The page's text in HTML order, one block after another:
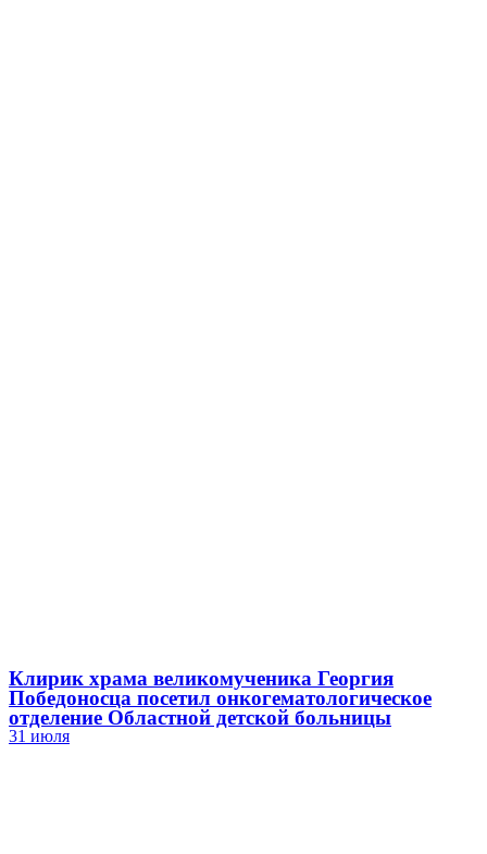
Клирик храма великомученика Георгия
Победоносца посетил онкогематологическое
отделение Областной детской больницы
31 июля